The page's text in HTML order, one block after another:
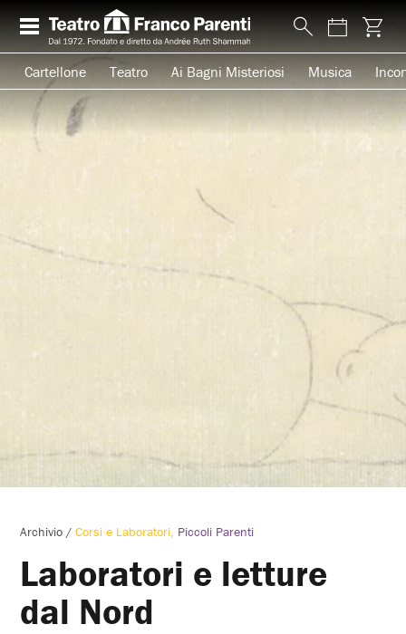
Cartellone Teatro Ai Bagni Misteriosi Musica
Archivio /Corsi e Laboratori Piccoli Parenti
Laboratori e letture
dal Nord